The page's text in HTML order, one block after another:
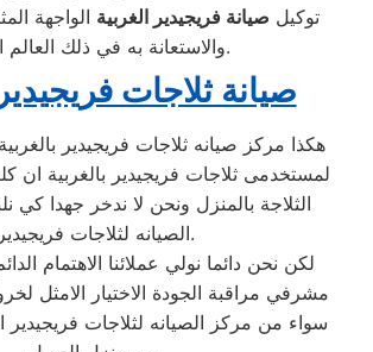
توكيل صيانة فريجيدير الغربية الواجهة
والاستعانة به في ذلك العالم الكبير.
صيانة ثلاجات
هكذا مركز صيانه ثلاجات فريجيدير
لمستخدمى ثلاجات فريجيدير بالغربية ان
الثلاجة بالمنزل ونحن لا ندخر جهدا كي
الصيانه لثلاجات فريجيدير.
لكن نحن دائما نولي عملائنا الاهتمام
مشرفي مراقبة الجودة الاختيار الامثل
سواء من مركز الصيانه لثلاجات فريجيدير